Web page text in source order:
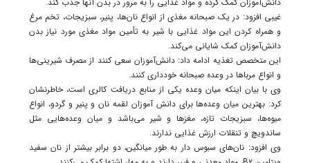
غیبی افزود: در یک صبحانه مغذی از انواع نان‌ها، پنیر، سبزیجات، تخم مرغ
و همراه کردن این مواد غذایی با شیر به تأمین مواد مغذی مورد نیاز بدن
دانش‌آموزان کمک شایانی می‌کند.
این متخصص تغذیه ادامه داد: دانش‌آموزان سعی کنند از مصرف شیرینی‌ها
و انواع مرباها در وعده صبحانه خودداری کنند.
وی با بیان اینکه میان وعده یکی از منابع دریافت کالری است، خاطرنشان
کرد: بهترین میان وعده‌ها برای دانش آموزان لقمه نان و پنیر و گردو، انواع
میوه‌ها، سبزیجات تازه، مغزها و شیر می‌باشد و میان‌ وعده‌هایی مثل
ساندویچ و تنقلات ارزش غذایی ندارند.
وی افزود: نان‌های سبوس دار به طور میانگین، دو برابر بیشتر از نان سفید